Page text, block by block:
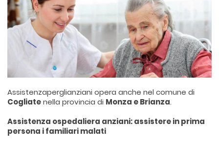
Assistenzaperglianziani opera anche nel comune di
Cogliatenella provincia di Monza e Brianza.
Assistenza ospedaliera anziani: assistere in prima
persona i familiari malati